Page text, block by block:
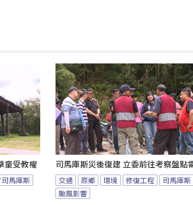
童受教權
馬庫斯
司馬庫斯災後復建 立委前往考察盤點
交通 原鄉 環境 修復工程
司馬庫斯
颱風影響